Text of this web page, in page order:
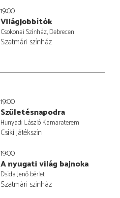
19:00
Világjobbítók
Csokonai Színház, Debrecen
Szatmári színház
19:00
Születésnapodra
Hunyadi László Kamaraterem
Csíki Játékszín
19:00
A nyugati világ bajnoka
Dsida Jenő bérlet
Szatmári színház